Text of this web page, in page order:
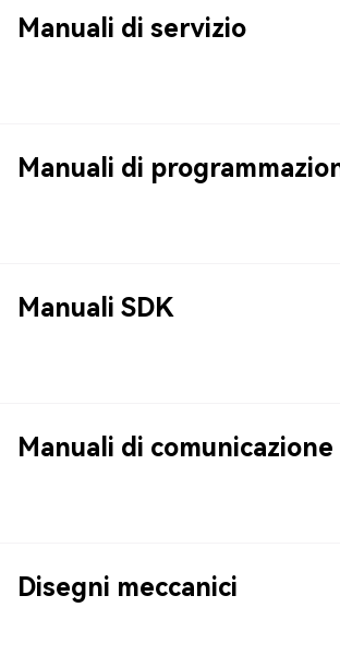
Manuali di servizio
Manuali di
Manuali SDK
Manuali di comunicazione
Disegni meccanici